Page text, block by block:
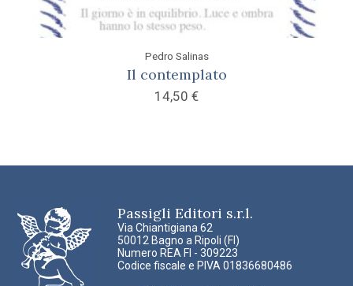
Pedro Salinas
Il contemplato
14,50 €
Passigli Editori s.r.l.
Via Chiantigiana 62
50012 Bagno a Ripoli (FI)
Numero REA FI - 309223
Codice fiscale e PIVA 01836680486